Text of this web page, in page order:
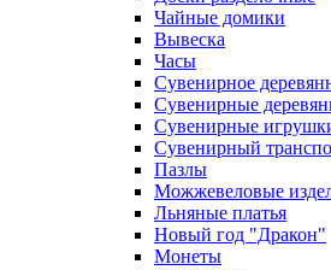
Чайные домики
Вывеска
Часы
Сувенирное
Сувенирные
Сувенирные
Сувенирный
Пазлы
Можжевеловые
Льняные платья
Новый год "Дракон"
Монеты